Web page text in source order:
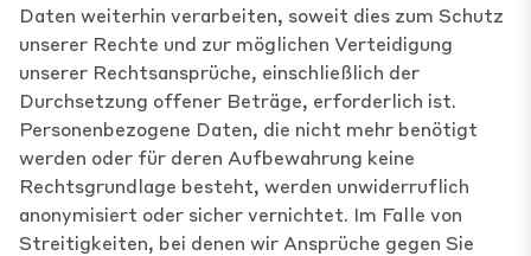
Daten weiterhin verarbeiten, soweit dies zum Schutz
unserer Rechte und zur möglichen Verteidigung
unserer Rechtsansprüche, einschließlich der
Durchsetzung offener Beträge, erforderlich ist.
Personenbezogene Daten, die nicht mehr benötigt
werden oder für deren Aufbewahrung keine
Rechtsgrundlage besteht, werden unwiderruflich
anonymisiert oder sicher vernichtet. Im Falle von
Streitigkeiten, bei denen wir Ansprüche gegen Sie